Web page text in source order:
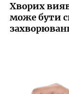
Хворих
може бути